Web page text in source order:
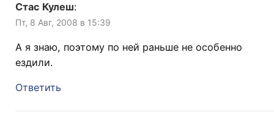
Стас Кулеш:
Пт, 8 Авг, 2008 в 15:39
А я знаю, поэтому по ней раньше не особенно
ездили.
Ответить